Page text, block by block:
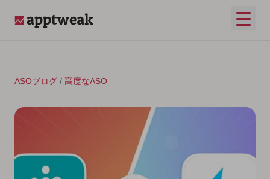
メイ
ASOブログ / 高度なASO